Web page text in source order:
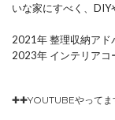
いな家にすべく、
2021年 整理収納ア
2023年 インテリアコ
✚✚YOUTUBEやって